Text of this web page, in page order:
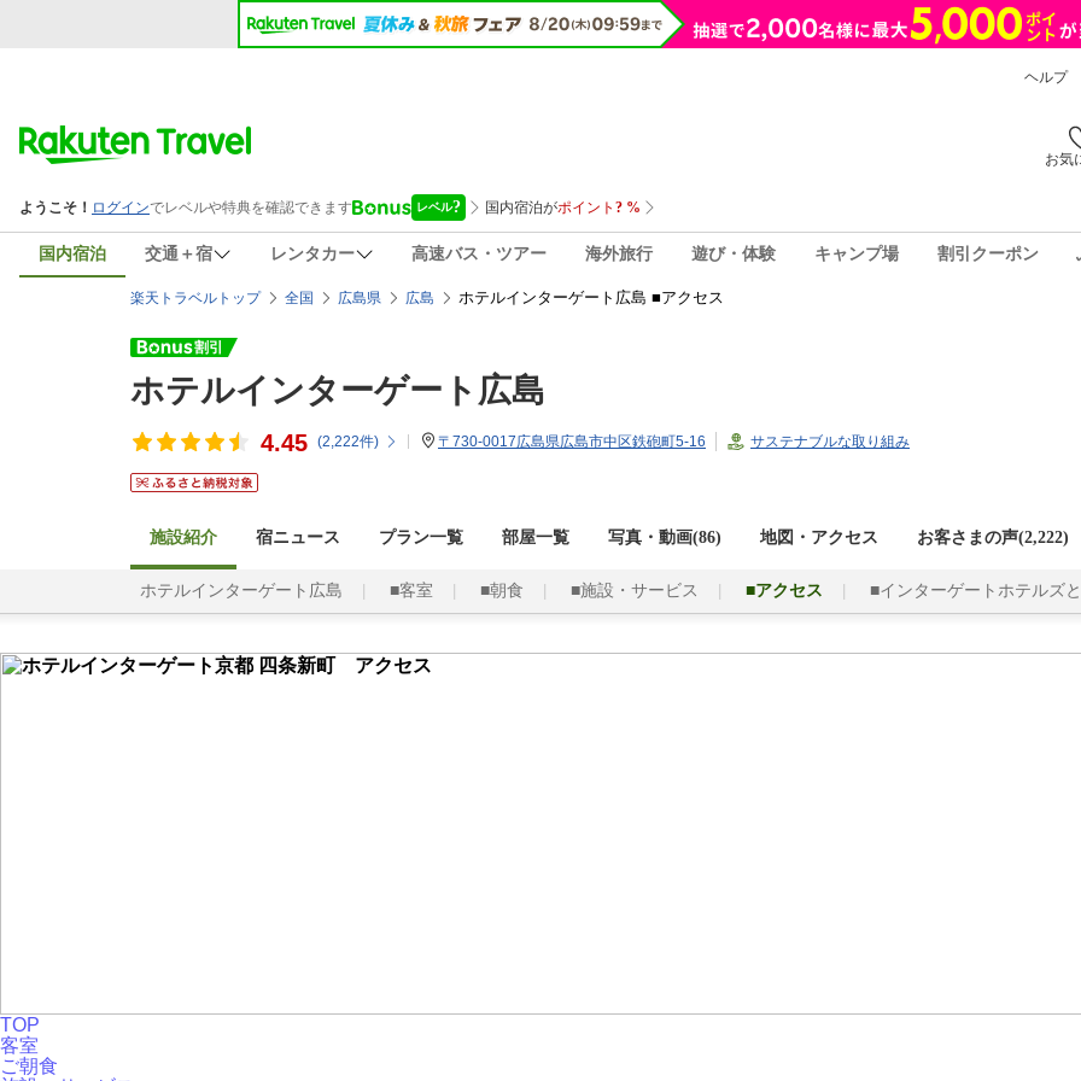
ヘルプ
お気
国内宿泊 交通＋宿 レンタカー 高速バス・ツアー 海外旅行 遊び・体験 キャンプ場 割引クーポン
楽天トラベルトップ 全国 広島県 広島 ホテルインターゲート広島 ■アクセス
ホテルインターゲート広島
4.45 (2,222件) 〒730-0017広島県広島市中区鉄砲町5-16 サステナブルな取り組み
施設紹介 宿ニュース プラン一覧 部屋一覧 写真・動画(86) 地図・アクセス お客さまの声(2,222)
ホテルインターゲート広島 ■客室 ■朝食 ■施設・サービス ■アクセス ■インターゲートホテルズ
TOP
客室
ご朝食